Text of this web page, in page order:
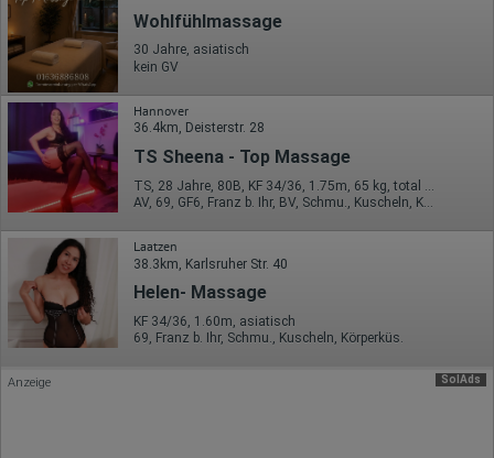
Herausgeber:
Hotjar Limited, Malta
Erhobene Daten:
Datum und Uhrzeit des Besuchs
Gerätetyp
Geografischer Standort
IP-Adresse
Mausbewegungen
Besuchte Seiten
Referrer URL
Bildschirmauflösung
Eindeutige Gerätekennung
Sprachinformationen
Gerätebestriebssystem
Browser-Typ
Klicks
Domain-Name
Eindeutige Benutzerkennung
Wohlfühlmassage
30 Jahre, asiatisch
kein GV
Hannover
36.4km, Deisterstr. 28
TS Sheena - Top Massage
AV, 69, GF6, Franz b. Ihr, BV, Schmu., Kuscheln, Körperküs.
Laatzen
38.3km, Karlsruher Str. 40
Helen- Massage
KF 34/36, 1.60m, asiatisch
69, Franz b. Ihr, Schmu., Kuscheln, Körperküs.
SolAds
Anzeige